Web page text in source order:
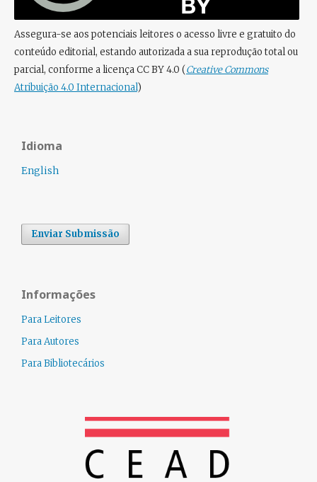
Assegura-se aos potenciais leitores o acesso livre e gratuito do
conteúdo editorial, estando autorizada a sua reprodução total ou
parcial, conforme a licença CC BY 4.0 (Creative Commons
Atribuição 4.0 Internacional)
Idioma
English
Enviar Submissão
Informações
Para Leitores
Para Autores
Para Bibliotecários